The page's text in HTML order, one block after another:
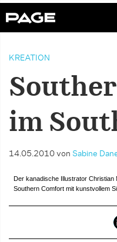
KREATION
im
14.05.2010 von Sabine
Der kanadische Illustrator
Southern Comfort mit kunstvollem